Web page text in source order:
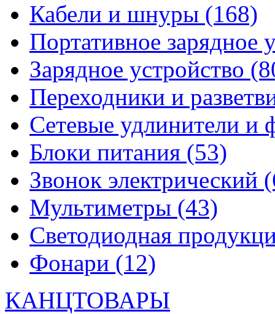
Кабели и шнуры (168)
Портативное зарядное
Зарядное устройство
Переходники и
Сетевые удлинители и
Блоки питания (53)
Звонок электрический
Мультиметры (43)
Светодиодная
Фонари (12)
КАНЦТОВАРЫ